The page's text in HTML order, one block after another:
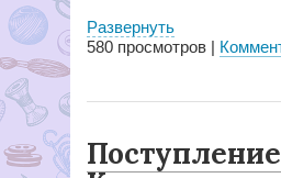
Развернуть
580 просмотров |